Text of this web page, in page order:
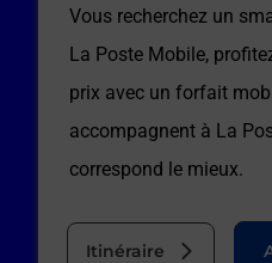
Vous recherchez un
La Poste Mobile,
prix avec un forfait
accompagnent à La
correspond le mieux.
Itinéraire